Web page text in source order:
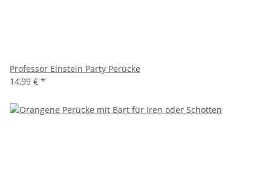
Professor Einstein Party Perücke
14,99 € *